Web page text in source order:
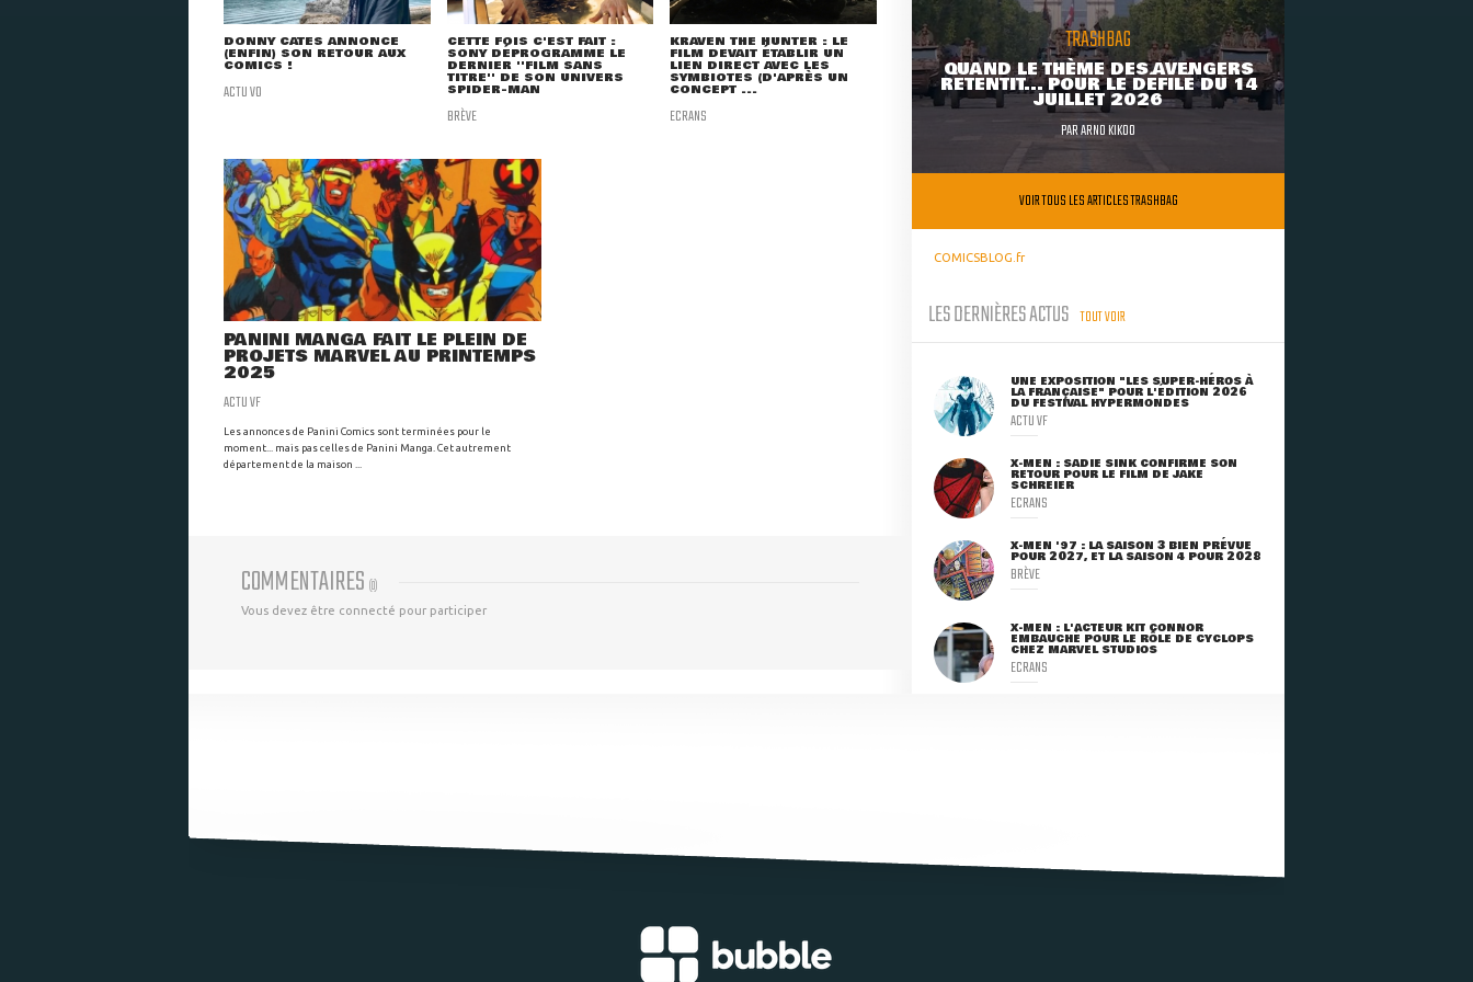
DONNY CATES ANNONCE
(ENFIN) SON RETOUR AUX
COMICS !
ACTU VO
CETTE FOIS C'EST FAIT :
SONY DÉPROGRAMME LE
DERNIER ''FILM SANS
TITRE'' DE SON UNIVERS
SPIDER-MAN
BRÈVE
KRAVEN THE HUNTER : LE
FILM DEVAIT ÉTABLIR UN
LIEN DIRECT AVEC LES
SYMBIOTES (D'APRÈS UN
CONCEPT ...
ECRANS
PANINI MANGA FAIT LE PLEIN DE
PROJETS MARVEL AU PRINTEMPS
2025
ACTU VF
Les annonces de Panini Comics sont terminées pour le
moment... mais pas celles de Panini Manga. Cet autrement
département de la maison ...
COMMENTAIRES (0)
Vous devez être connecté pour participer
TRASHBAG
QUAND LE THÈME DES AVENGERS
RETENTIT... POUR LE DÉFILÉ DU 14
JUILLET 2026
PARARNO KIKOO
VOIR TOUS LES ARTICLES TRASHBAG
COMICSBLOG.fr
LES DERNIÈRES ACTUS TOUT VOIR
UNE EXPOSITION "LES SUPER-HÉROS À
LA FRANÇAISE" POUR L'ÉDITION 2026
DU FESTIVAL HYPERMONDES
ACTU VF
X-MEN : SADIE SINK CONFIRME SON
RETOUR POUR LE FILM DE JAKE
SCHREIER
ECRANS
X-MEN '97 : LA SAISON 3 BIEN PRÉVUE
POUR 2027, ET LA SAISON 4 POUR 2028
BRÈVE
X-MEN : L'ACTEUR KIT CONNOR
EMBAUCHÉ POUR LE RÔLE DE CYCLOPS
CHEZ MARVEL STUDIOS
ECRANS